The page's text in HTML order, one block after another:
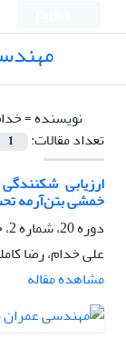
نویسنده =
تعداد مقالات:
1
ارزیابی
خمشی بتن‌آرمه
دوره 20، شماره 2، خرداد و تیر 1399، صفحه
علی خدام، رضا
مشاهده مقاله